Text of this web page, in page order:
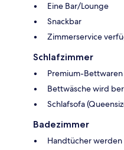
Eine Bar/Lounge
Snackbar
Zimmerservice
Schlafzimmer
Premium-Bettwaren
Bettwäsche wird
Schlafsofa
Badezimmer
Handtücher